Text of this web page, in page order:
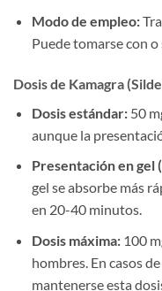
Modo de empleo:
Puede tomarse con
Dosis de Kamagra
Dosis estándar:50
aunque la
Presentación en gel
gel se absorbe más
en 20-40 minutos.
Dosis máxima:100
hombres. En casos
mantenerse esta